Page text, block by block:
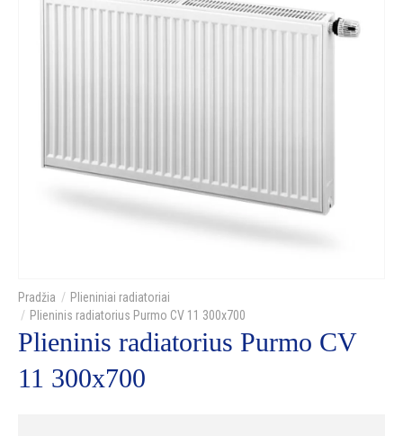
Plieniniai radiatoriai
Plieninis radiatorius Purmo CV 11 300x700
Plieninis radiatorius Purmo CV
11 300x700